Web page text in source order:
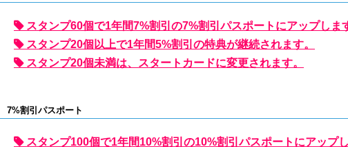
スタンプ60個で1年間7%割引の7%割引パスポートにアップしま
スタンプ20個以上で1年間5%割引の特典が継続されます。
スタンプ20個未満は、スタートカードに変更されます。
7%割引パスポート
スタンプ100個で1年間10%割引の10%割引パスポートにアップし